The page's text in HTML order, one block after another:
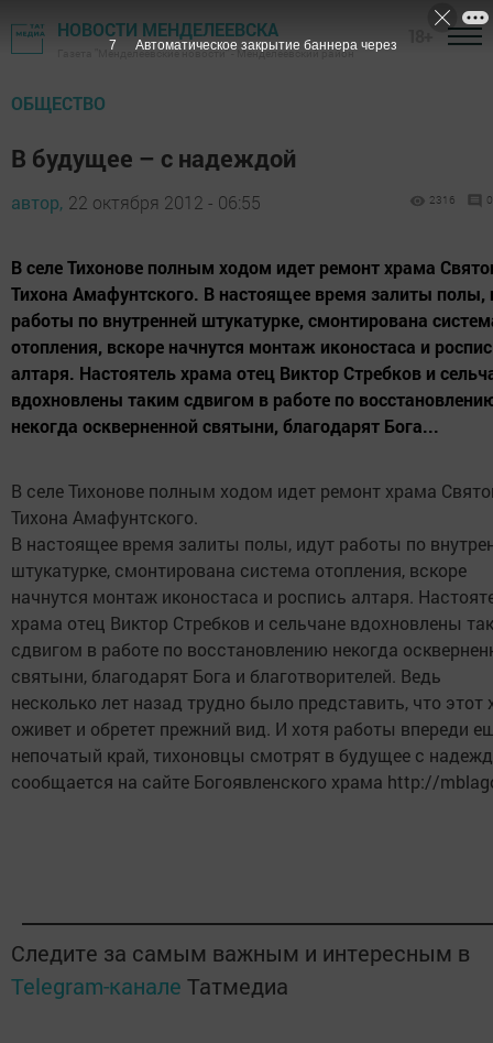
НОВОСТИ МЕНДЕЛЕЕВСКА
Газета "Менделеевские новости" - Менделеевский район
ОБЩЕСТВО
В будущее – с надеждой
автор, 22 октября 2012 - 06:55 2316 0
В селе Тихонове полным ходом идет ремонт храма
Тихона Амафунтского. В настоящее время залиты полы,
работы по внутренней штукатурке, смонтирована
отопления, вскоре начнутся монтаж иконостаса и
алтаря. Настоятель храма отец Виктор Стребков и
вдохновлены таким сдвигом в работе по
некогда оскверненной святыни, благодарят Бога...
В селе Тихонове полным ходом идет ремонт храма
Тихона Амафунтского.
В настоящее время залиты полы, идут работы по
штукатурке, смонтирована система отопления, вскоре
начнутся монтаж иконостаса и роспись алтаря.
храма отец Виктор Стребков и сельчане вдохновлены
сдвигом в работе по восстановлению некогда
святыни, благодарят Бога и благотворителей. Ведь
несколько лет назад трудно было представить, что этот
оживет и обретет прежний вид. И хотя работы впереди
непочатый край, тихоновцы смотрят в будущее с
сообщается на сайте Богоявленского храма http://
Следите за самым важным и интересным в
Telegram-канале Татмедиа
6 Автоматическое закрытие баннера через